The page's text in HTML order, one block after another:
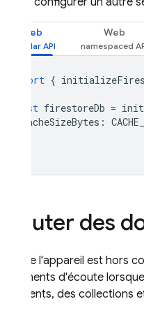
Web Web
import {
const firestoreDb =
cacheSizeBytes :
Écouter des
Lorsque l'appareil est hors
événements d'écoute
documents, des collections